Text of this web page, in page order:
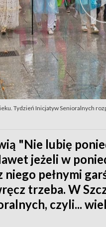
Tydzień Inicjatyw Senioralnych
"Nie lubię
jeżeli w
niego pełnymi
trzeba. W
czyli...